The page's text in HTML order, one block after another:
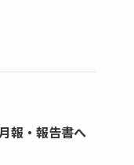
報・報告書へ